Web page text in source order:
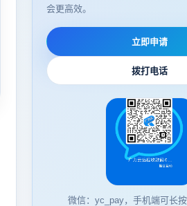
会更高效。
立即申请
拨打电话
微信：yc_pay，手机端可长